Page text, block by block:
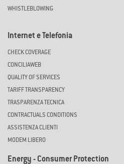
WHISTLEBLOWING
Internet e Telefonia
CHECK COVERAGE
CONCILIAWEB
QUALITY OF SERVICES
TARIFF TRANSPARENCY
TRASPARENZA TECNICA
CONTRACTUALS CONDITIONS
ASSISTENZA CLIENTI
MODEM LIBERO
Energy - Consumer Protection